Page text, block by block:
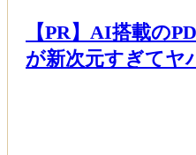
【PR】AI搭載の
が新次元すぎてヤ